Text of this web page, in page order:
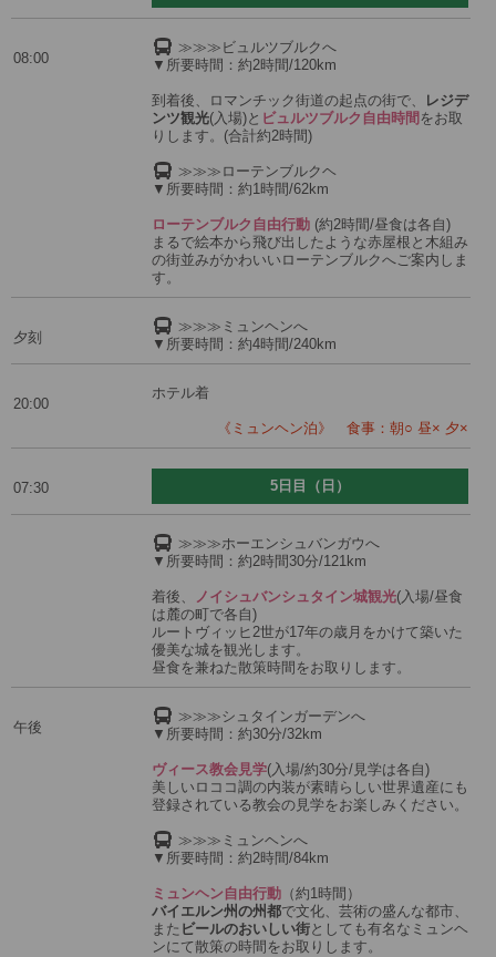
08:00
≫≫≫ビュルツブルクへ
▼所要時間：約2時間/120km
到着後、ロマンチック街道の起点の街で、
レジデ
ンツ観光(入場)と ビュルツブルク自由時間 をお取
りします。(合計約2時間)
≫≫≫ローテンブルクヘ
▼所要時間：約1時間/62km
ローテンブルク自由行動 (約2時間/昼食は各自)
まるで絵本から飛び出したような赤屋根と木組み
の街並みがかわいいローテンブルクへご案内しま
す。
夕刻
≫≫≫ミュンヘンへ
▼所要時間：約4時間/240km
20:00
ホテル着
《ミュンヘン泊》 食事：朝○ 昼× 夕×
07:30 5日目（日）
≫≫≫ホーエンシュバンガウへ
▼所要時間：約2時間30分/121km
着後、 ノイシュバンシュタイン城観光(入場/昼食
は麓の町で各自)
ルートヴィッヒ2世が17年の歳月をかけて築いた
優美な城を観光します。
昼食を兼ねた散策時間をお取りします。
午後
≫≫≫シュタインガーデンへ
▼所要時間：約30分/32km
ヴィース教会見学(入場/約30分/見学は各自)
美しいロココ調の内装が素晴らしい世界遺産にも
登録されている教会の見学をお楽しみください。
≫≫≫ミュンヘンへ
▼所要時間：約2時間/84km
ミュンヘン自由行動 （約1時間）
バイエルン州の州都で文化、芸術の盛んな都市、
また ビールのおいしい街としても有名なミュンヘ
ンにて散策の時間をお取りします。